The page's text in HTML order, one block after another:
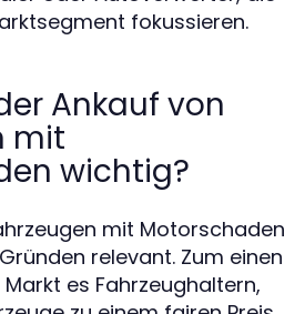
fokussieren.
Ankauf von
mit
wichtig?
mit Motorschaden
relevant. Zum einen
es Fahrzeughaltern,